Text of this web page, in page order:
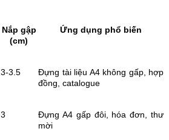
Nắp gập
(cm)
Ứng dụng phổ biến
3-3.5
Đựng tài liệu A4 không gấp, hợp
đồng, catalogue
3
Đựng A4 gấp đôi, hóa đơn, thư
mời